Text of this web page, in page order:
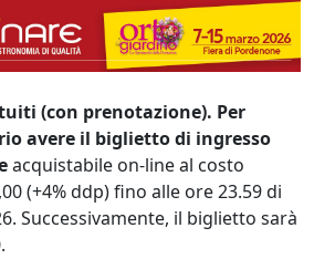
(con prenotazione). Per
avere il biglietto di ingresso
acquistabile on-line al costo
(+4% ddp) fino alle ore 23.59 di
Successivamente, il biglietto sarà